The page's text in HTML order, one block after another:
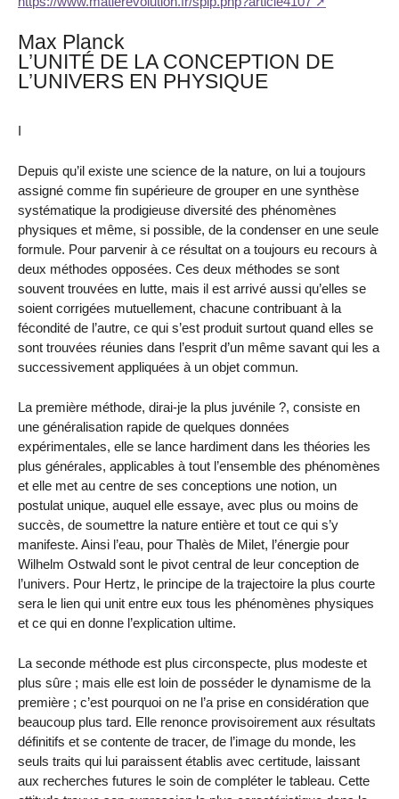
Max Planck
L’UNITÉ DE LA CONCEPTION DE
L’UNIVERS EN PHYSIQUE
Depuis qu’il existe une science de la nature, on lui a toujours
assigné comme fin supérieure de grouper en une synthèse
systématique la prodigieuse diversité des phénomènes
physiques et même, si possible, de la condenser en une seule
formule. Pour parvenir à ce résultat on a toujours eu recours à
deux méthodes opposées. Ces deux méthodes se sont
souvent trouvées en lutte, mais il est arrivé aussi qu’elles se
soient corrigées mutuellement, chacune contribuant à la
fécondité de l’autre, ce qui s’est produit surtout quand elles se
sont trouvées réunies dans l’esprit d’un même savant qui les a
successivement appliquées à un objet commun.
La première méthode, dirai-je la plus juvénile ?, consiste en
une généralisation rapide de quelques données
expérimentales, elle se lance hardiment dans les théories les
plus générales, applicables à tout l’ensemble des phénomènes
et elle met au centre de ses conceptions une notion, un
postulat unique, auquel elle essaye, avec plus ou moins de
succès, de soumettre la nature entière et tout ce qui s’y
manifeste. Ainsi l’eau, pour Thalès de Milet, l’énergie pour
Wilhelm Ostwald sont le pivot central de leur conception de
l’univers. Pour Hertz, le principe de la trajectoire la plus courte
sera le lien qui unit entre eux tous les phénomènes physiques
et ce qui en donne l’explication ultime.
La seconde méthode est plus circonspecte, plus modeste et
plus sûre ; mais elle est loin de posséder le dynamisme de la
première ; c’est pourquoi on ne l’a prise en considération que
beaucoup plus tard. Elle renonce provisoirement aux résultats
définitifs et se contente de tracer, de l’image du monde, les
seuls traits qui lui paraissent établis avec certitude, laissant
aux recherches futures le soin de compléter le tableau. Cette